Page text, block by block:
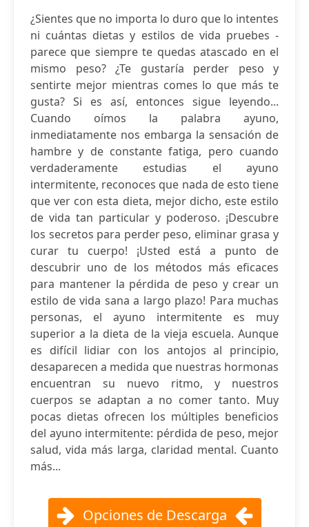
¿Sientes que no importa lo duro que lo intentes
ni cuántas dietas y estilos de vida pruebes -
parece que siempre te quedas atascado en el
mismo peso? ¿Te gustaría perder peso y
sentirte mejor mientras comes lo que más te
gusta? Si es así, entonces sigue leyendo...
Cuando oímos la palabra ayuno,
inmediatamente nos embarga la sensación de
hambre y de constante fatiga, pero cuando
verdaderamente estudias el ayuno
intermitente, reconoces que nada de esto tiene
que ver con esta dieta, mejor dicho, este estilo
de vida tan particular y poderoso. ¡Descubre
los secretos para perder peso, eliminar grasa y
curar tu cuerpo! ¡Usted está a punto de
descubrir uno de los métodos más eficaces
para mantener la pérdida de peso y crear un
estilo de vida sana a largo plazo! Para muchas
personas, el ayuno intermitente es muy
superior a la dieta de la vieja escuela. Aunque
es difícil lidiar con los antojos al principio,
desaparecen a medida que nuestras hormonas
encuentran su nuevo ritmo, y nuestros
cuerpos se adaptan a no comer tanto. Muy
pocas dietas ofrecen los múltiples beneficios
del ayuno intermitente: pérdida de peso, mejor
salud, vida más larga, claridad mental. Cuanto
más...
Opciones de Descarga